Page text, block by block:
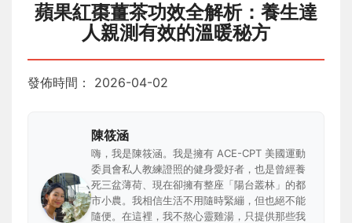
蘋果紅棗薑茶功效全解析：養生達
人親測有效的溫暖秘方
發佈時間： 2026-04-02
陳筱涵
嗨，我是陳筱涵。我是擁有 ACE-CPT 美國運動
委員會私人教練證照的健身愛好者，也是曾經養
死三盆薄荷、現在卻擁有整座「陽台叢林」的都
市小農。我相信生活不用隨時緊繃，但也絕不能
隨便。在這裡，我不熬心靈雞湯，只提供那些我